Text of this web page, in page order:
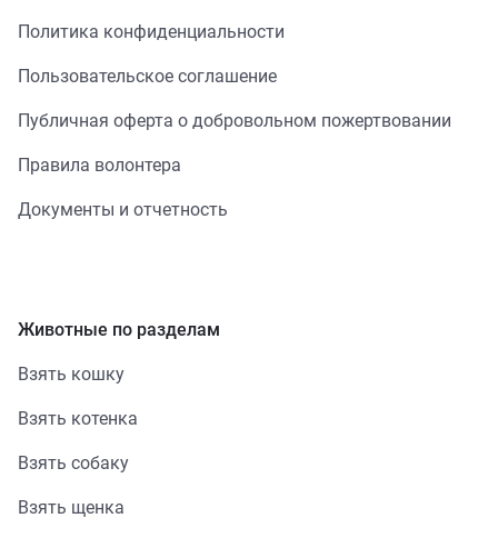
Политика конфиденциальности
Пользовательское соглашение
Публичная оферта о добровольном пожертвовании
Правила волонтера
Документы и отчетность
Животные по разделам
Взять кошку
Взять котенка
Взять собаку
Взять щенка